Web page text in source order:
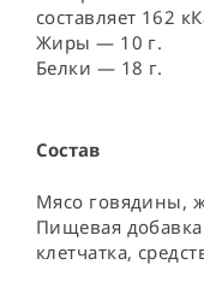
составляет 162
Жиры — 10 г.
Белки — 18 г.
Состав
Мясо говядины,
Пищевая
клетчатка,